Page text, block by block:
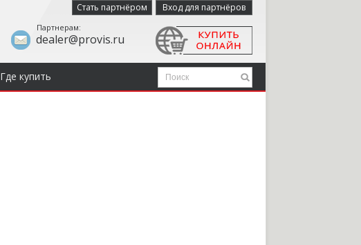
Стать партнёром Вход для партнёров
dealer@provis.ru
Партнерам:
Где купить